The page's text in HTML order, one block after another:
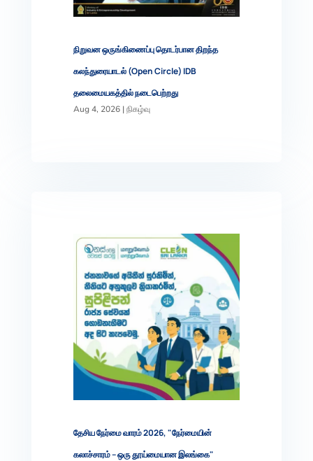
நிறுவன ஒருங்கிணைப்பு தொடர்பான திறந்த
கலந்துரையாடல் (Open Circle) IDB
தலைமையகத்தில் நடைபெற்றது
Aug 4, 2026|நிகழ்வு
தேசிய நேர்மை வாரம் 2026, "நேர்மையின்
கலாச்சாரம் – ஒரு தூய்மையான இலங்கை"